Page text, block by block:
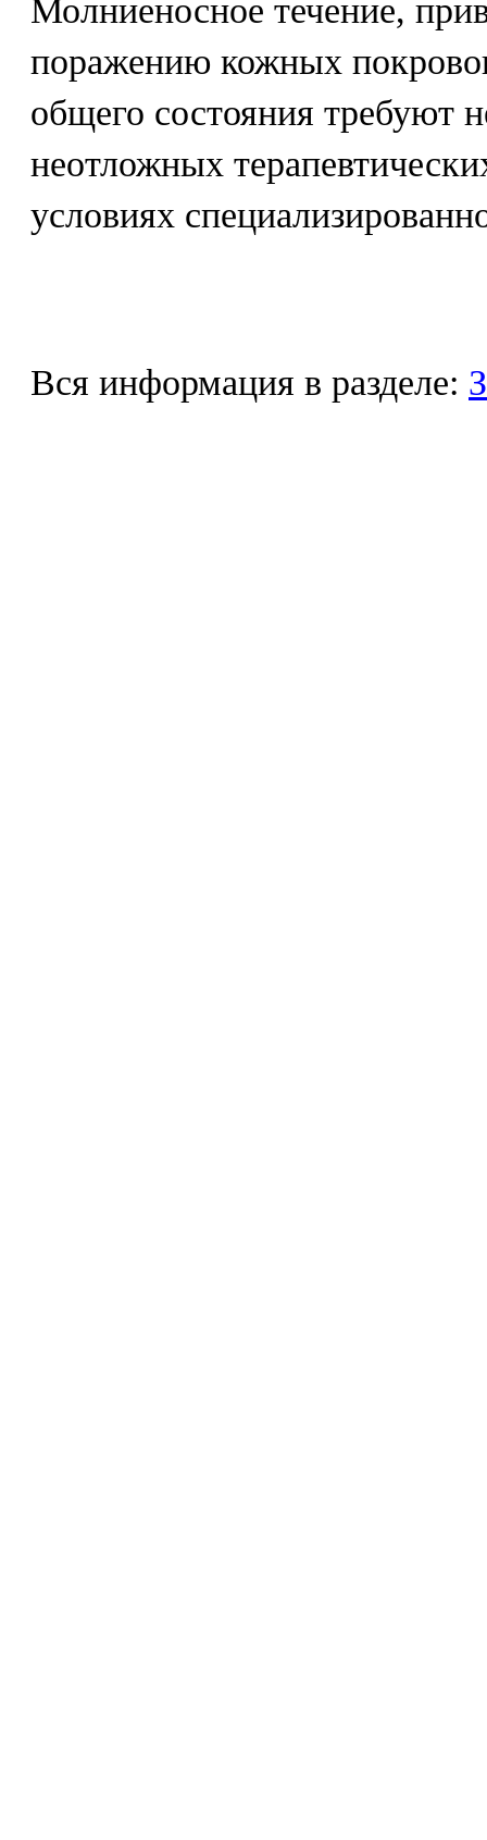
Молниеносное течение,
поражению кожных
общего состояния требуют
неотложных
условиях
Вся информация в разделе: